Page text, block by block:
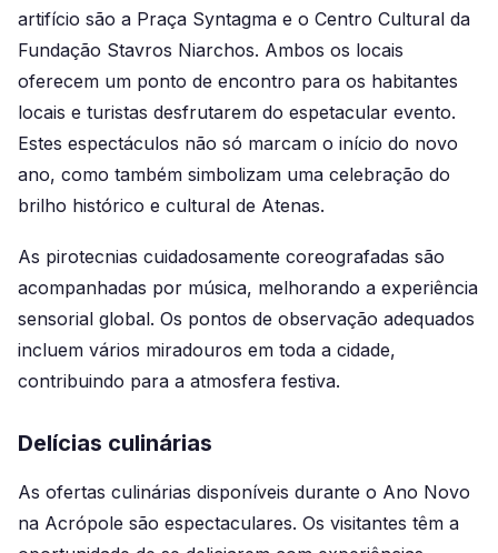
artifício são a Praça Syntagma e o Centro Cultural da
Fundação Stavros Niarchos. Ambos os locais
oferecem um ponto de encontro para os habitantes
locais e turistas desfrutarem do espetacular evento.
Estes espectáculos não só marcam o início do novo
ano, como também simbolizam uma celebração do
brilho histórico e cultural de Atenas.
As pirotecnias cuidadosamente coreografadas são
acompanhadas por música, melhorando a experiência
sensorial global. Os pontos de observação adequados
incluem vários miradouros em toda a cidade,
contribuindo para a atmosfera festiva.
Delícias culinárias
As ofertas culinárias disponíveis durante o Ano Novo
na Acrópole são espectaculares. Os visitantes têm a